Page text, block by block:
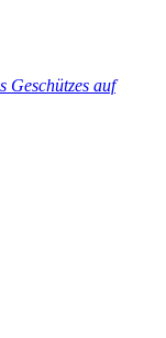
Geschützes auf